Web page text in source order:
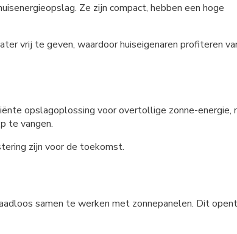
Ze zijn compact, hebben een hoge
vrij te geven, waardoor huiseigenaren profiteren
opslagoplossing voor overtollige zonne-energie,
te vangen.
zijn voor de toekomst.
samen te werken met zonnepanelen. Dit